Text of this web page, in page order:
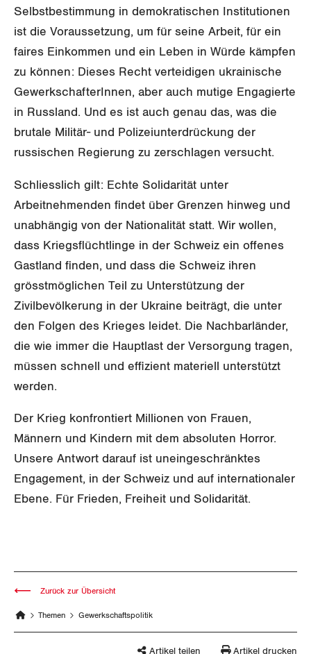
St. Gallen-Appenzell
Tessin
Thurgau
Uri
Wallis
Zug
Zürich
Selbstbestimmung in demokratischen Institutionen
ist die Voraussetzung, um für seine Arbeit, für ein
faires Einkommen und ein Leben in Würde kämpfen
zu können: Dieses Recht verteidigen ukrainische
GewerkschafterInnen, aber auch mutige Engagierte
in Russland. Und es ist auch genau das, was die
brutale Militär- und Polizeiunterdrückung der
russischen Regierung zu zerschlagen versucht.
Schliesslich gilt: Echte Solidarität unter
Arbeitnehmenden findet über Grenzen hinweg und
unabhängig von der Nationalität statt. Wir wollen,
dass Kriegsflüchtlinge in der Schweiz ein offenes
Gastland finden, und dass die Schweiz ihren
grösstmöglichen Teil zu Unterstützung der
Zivilbevölkerung in der Ukraine beiträgt, die unter
den Folgen des Krieges leidet. Die Nachbarländer,
die wie immer die Hauptlast der Versorgung tragen,
müssen schnell und effizient materiell unterstützt
werden.
Der Krieg konfrontiert Millionen von Frauen,
Männern und Kindern mit dem absoluten Horror.
Unsere Antwort darauf ist uneingeschränktes
Engagement, in der Schweiz und auf internationaler
Ebene. Für Frieden, Freiheit und Solidarität.
Themen Gewerkschaftspolitik
Zurück zur Übersicht
Artikel teilen Artikel drucken